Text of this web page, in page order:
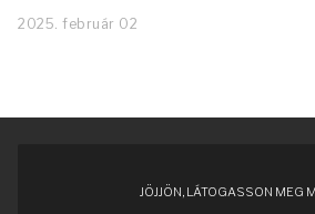
2025. február 02
JÖJJÖN, LÁTOGASSON MEG